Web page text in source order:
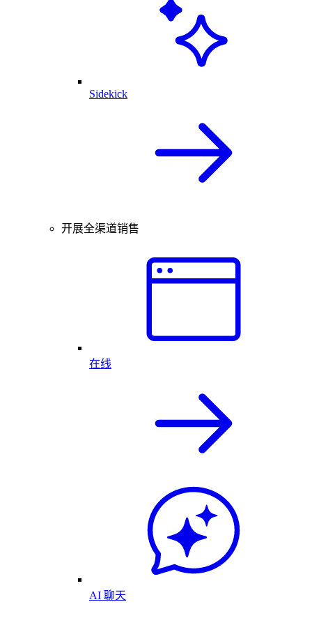
Sidekick
开展全渠道销售
在线
AI 聊天